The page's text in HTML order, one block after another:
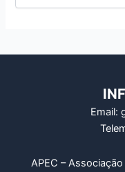
Email:
APEC –